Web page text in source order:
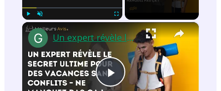
×
P
Un expert révèle le secret ultime pour des vacances sans conflits – ne manquez pas ça !